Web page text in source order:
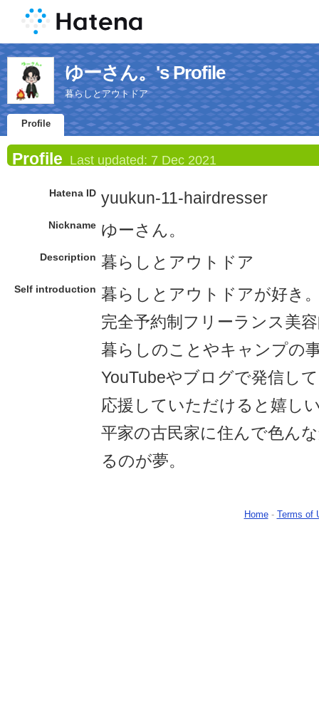
ゆーさん。's Profile
暮らしとアウトドア
Profile
Profile Last updated: 7 Dec 2021
Hatena ID yuukun-11-hairdresser
Nickname ゆーさん。
Description 暮らしとアウトドア
Self introduction 暮らしとアウトドアが好き
完全予約制フリーランス美
暮らしのことやキャンプの
YouTubeやブログで発信し
応援していただけると嬉し
平家の古民家に住んで色ん
るのが夢。
Home- Terms of